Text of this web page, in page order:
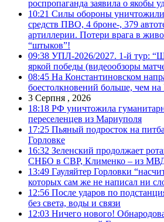
роспропаганда заявила о якобы
10:21 Силы обороны
средств ПВО, 4 броне-, 379
артиллерии. Потери врага в
“штыков”!
09:38 УПЛ-2026/2027. 1-й тур:
яркой победы (видеообзоры
08:45 На Константиновском
боестолкновений больше, чем
3 Серпня , 2026
18:18 РФ уничтожила
переселенцев из Мариуполя
17:25 Пьяный подросток на
Горловке
16:32 Зеленский продолжает
СНБО в СВР, Клименко – из
13:49 Гауляйтер Горловки
которых сам же не написал ни
12:56 После ударов по
без света, воды и связи
12:03 Ничего нового!